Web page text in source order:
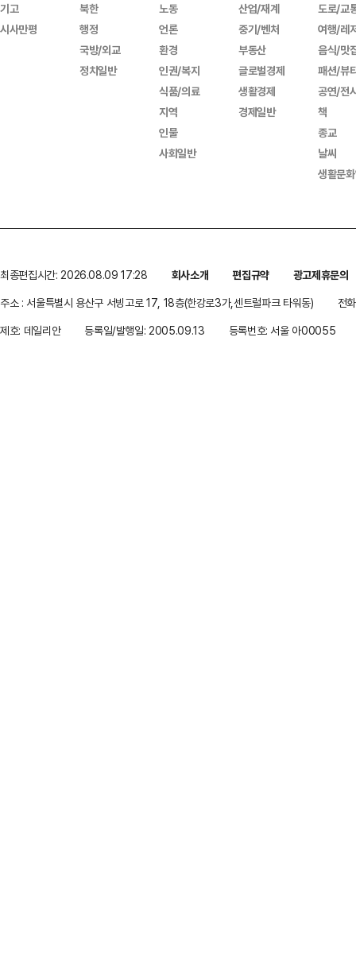
기고
시사만평
북한
행정
국방/외교
정치일반
노동
언론
환경
인권/복지
식품/의료
지역
인물
사회일반
산업/재계
중기/벤처
부동산
글로벌경제
생활경제
경제일반
도로/교
여행/레
음식/맛
패션/뷰
공연/전
책
종교
날씨
생활문
최종편집시간: 2026.08.09 17:28 회사소개 편집규약
광고제휴문의
주소 : 서울특별시 용산구 서빙고로 17, 18층(한강로3가,센트럴파크 타워동)
전
제호: 데일리안
등록일/발행일: 2005.09.13 등록번호: 서울 아00055